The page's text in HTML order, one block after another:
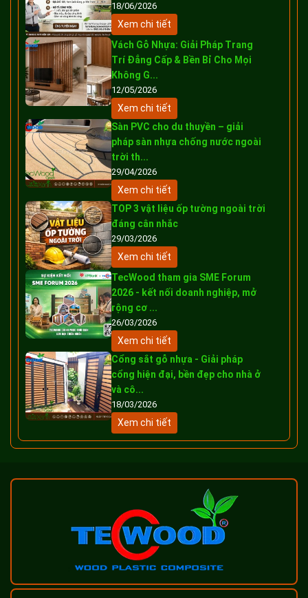
18/06/2026
Xem chi tiết
Vách Gỗ Nhựa: Giải Pháp Trang
Trí Đẳng Cấp & Bền Bỉ Cho Mọi
Không G...
12/05/2026
Xem chi tiết
Sàn PVC cho du thuyền – giải
pháp sàn nhựa chống nước ngoài
trời th...
29/04/2026
Xem chi tiết
TOP 3 vật liệu ốp tường ngoài trời
đáng cân nhắc
29/03/2026
Xem chi tiết
TecWood tham gia SME Forum
2026 - kết nối doanh nghiệp, mở
rộng cơ ...
26/03/2026
Xem chi tiết
Cổng sắt gỗ nhựa - Giải pháp
cổng hiện đại, bền đẹp cho nhà ở
và cô...
18/03/2026
Xem chi tiết